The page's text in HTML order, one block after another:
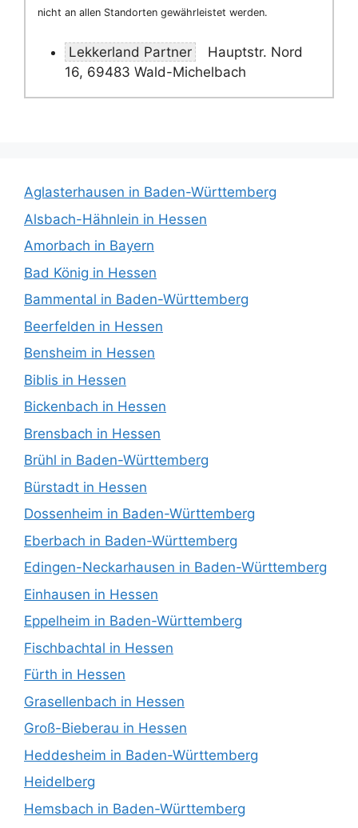
nicht an allen Standorten gewährleistet werden.
Lekkerland Partner
Hauptstr. Nord
16, 69483 Wald-Michelbach
Aglasterhausen in Baden-Württemberg
Alsbach-Hähnlein in Hessen
Amorbach in Bayern
Bad König in Hessen
Bammental in Baden-Württemberg
Beerfelden in Hessen
Bensheim in Hessen
Biblis in Hessen
Bickenbach in Hessen
Brensbach in Hessen
Brühl in Baden-Württemberg
Bürstadt in Hessen
Dossenheim in Baden-Württemberg
Eberbach in Baden-Württemberg
Edingen-Neckarhausen in Baden-Württemberg
Einhausen in Hessen
Eppelheim in Baden-Württemberg
Fischbachtal in Hessen
Fürth in Hessen
Grasellenbach in Hessen
Groß-Bieberau in Hessen
Heddesheim in Baden-Württemberg
Heidelberg
Hemsbach in Baden-Württemberg